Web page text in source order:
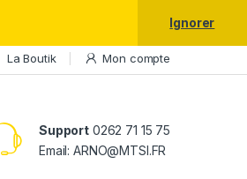
La Boutik Mon compte
Support0262 71 15 75
Email: ARNO@MTSI.FR
Ignorer